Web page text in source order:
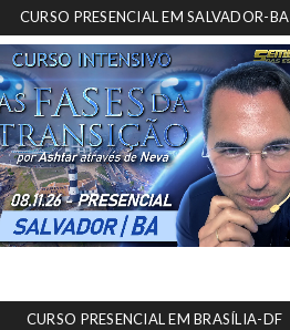
CURSO PRESENCIAL EM SALVADOR-BA
CURSO PRESENCIAL EM BRASÍLIA-DF